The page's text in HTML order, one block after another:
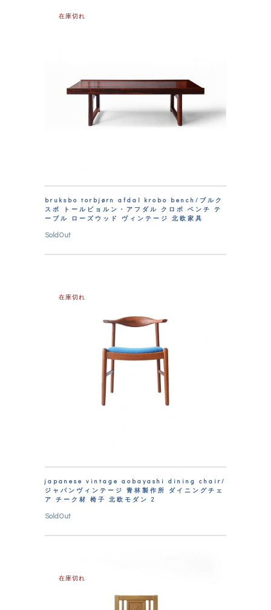
在庫切れ
bruksbo torbjørn afdal krobo bench/ブルク
スボ トールビョルン・アフダル クロボ ベンチ テ
ーブル ローズウッド ヴィンテージ 北欧家具
SoldOut
在庫切れ
japanese vintage aobayashi dining chair/
ジャパンヴィンテージ 青林製作所 ダイニングチェ
ア チーク材 椅子 北欧モダン 2
SoldOut
在庫切れ